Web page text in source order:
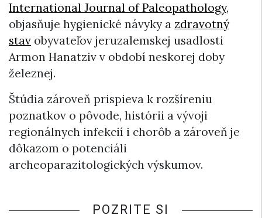
International Journal of Paleopathology,
objasňuje hygienické návyky a zdravotný
stav obyvateľov jeruzalemskej usadlosti
Armon Hanatziv v období neskorej doby
železnej.
Štúdia zároveň prispieva k rozšíreniu
poznatkov o pôvode, histórii a vývoji
regionálnych infekcií i chorôb a zároveň je
dôkazom o potenciáli
archeoparazitologických výskumov.
POZRITE SI